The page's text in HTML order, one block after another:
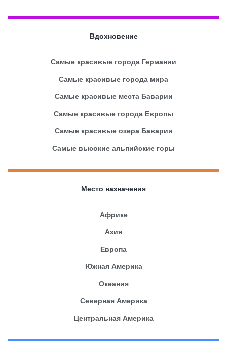
Вдохновение
Самые красивые города Германии
Самые красивые города мира
Самые красивые места Баварии
Самые красивые города Европы
Самые красивые озера Баварии
Самые высокие альпийские горы
Место назначения
Африке
Азия
Европа
Южная Америка
Океания
Северная Америка
Центральная Америка